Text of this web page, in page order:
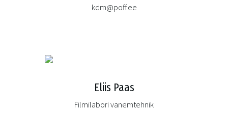
kdm@poff.ee
Eliis Paas
Filmilabori vanemtehnik